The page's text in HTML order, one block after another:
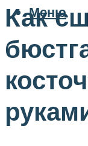
Меню
Как